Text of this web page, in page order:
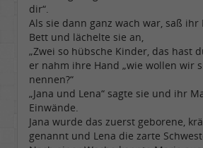
dir“.
Als sie dann ganz wach war, saß
Bett und lächelte sie an,
„Zwei so hübsche Kinder, das hast
er nahm ihre Hand „wie wollen wir
nennen?“
„Jana und Lena“ sagte sie und ihr
Einwände.
Jana wurde das zuerst geborene,
genannt und Lena die zarte